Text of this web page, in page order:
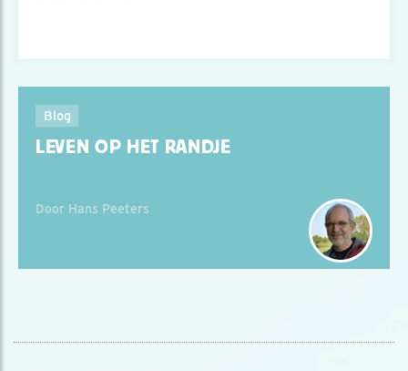
Blog
LEVEN OP HET RANDJE
Door Hans Peeters